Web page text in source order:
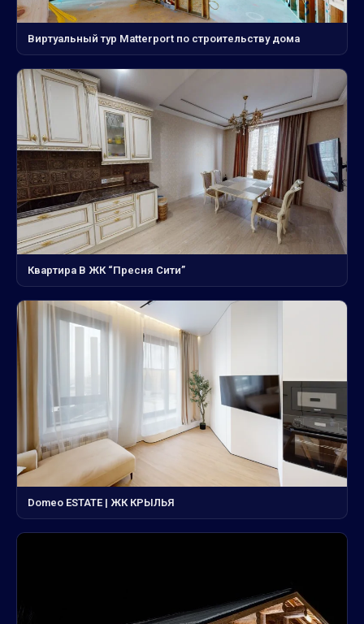
Виртуальный тур Matterport по строительству дома
Квартира В ЖК “Пресня Сити”
Domeo ESTATE | ЖК КРЫЛЬЯ